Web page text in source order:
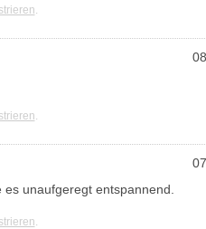
unaufgeregt entspannend.